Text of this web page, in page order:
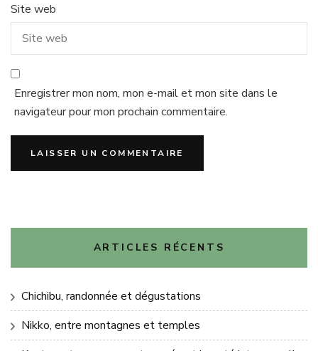
Site web
Enregistrer mon nom, mon e-mail et mon site dans le
navigateur pour mon prochain commentaire.
ARTICLES RÉCENTS
Chichibu, randonnée et dégustations
Nikko, entre montagnes et temples